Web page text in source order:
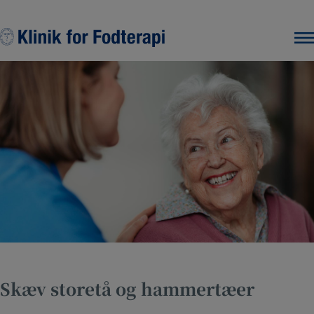
indholdet
Skæv storetå og hammertæer